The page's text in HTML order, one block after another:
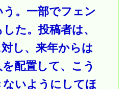
。一部でフェン
た。投稿者は、
し、来年からは
配置して、こう
ないようにしてほ